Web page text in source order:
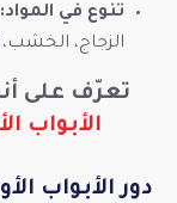
تنوع في المواد:
الزجاج،
تعرّف على
الأبواب
دور الأبواب